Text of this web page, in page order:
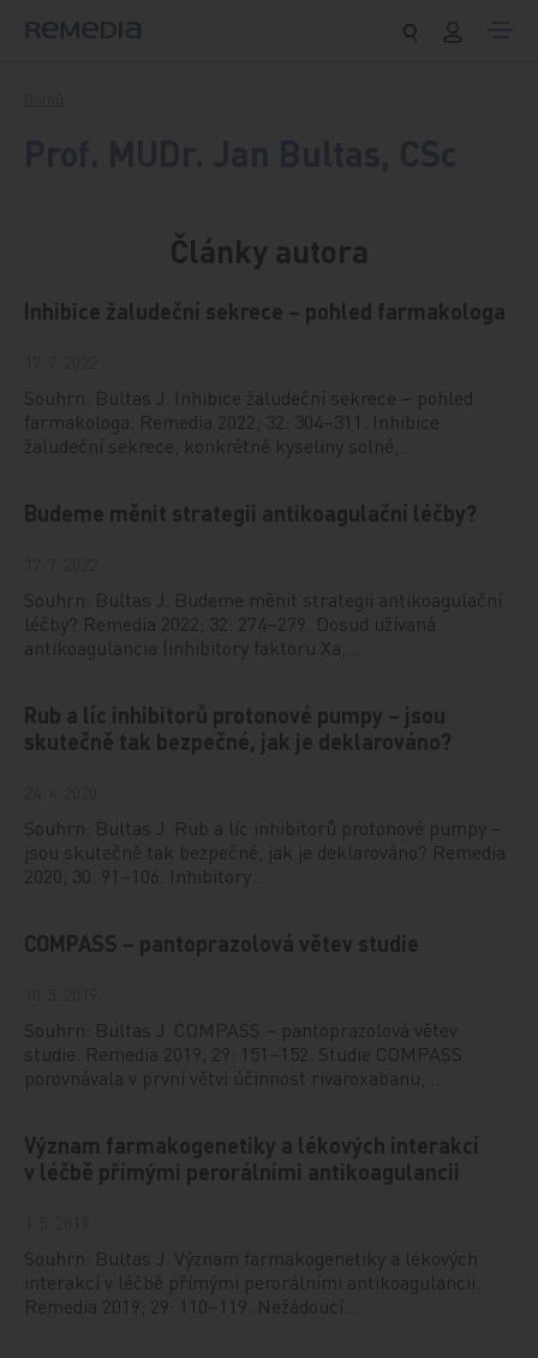
Články autora
Inhibice žaludeční sekrece – pohled farmakologa
Souhrn: Bultas J. Inhibice žaludeční sekrece – pohled
farmakologa. Remedia 2022; 32: 304–311. Inhibice
žaludeční sekrece, konkrétně kyseliny solné,…
Budeme měnit strategii antikoagulační léčby?
Souhrn: Bultas J. Budeme měnit strategii antikoagulační
léčby? Remedia 2022; 32: 274–279. Dosud užívaná
antikoagulancia (inhibitory faktoru Xa,…
Rub a líc inhibitorů protonové pumpy – jsou
skutečně tak bezpečné, jak je deklarováno?
Souhrn: Bultas J. Rub a líc inhibitorů protonové pumpy –
jsou skutečně tak bezpečné, jak je deklarováno? Remedia
2020; 30: 91–106. Inhibitory…
COMPASS – pantoprazolová větev studie
Souhrn: Bultas J. COMPASS – pantoprazolová větev
studie. Remedia 2019; 29: 151–152. Studie COMPASS
porovnávala v první větvi účinnost rivaroxabanu,…
Význam farmakogenetiky a lékových interakcí
v léčbě přímými perorálními antikoagulancii
Souhrn: Bultas J. Význam farmakogenetiky a lékových
interakcí v léčbě přímými perorálními antikoagulancii.
Remedia 2019; 29: 110–119. Nežádoucí…